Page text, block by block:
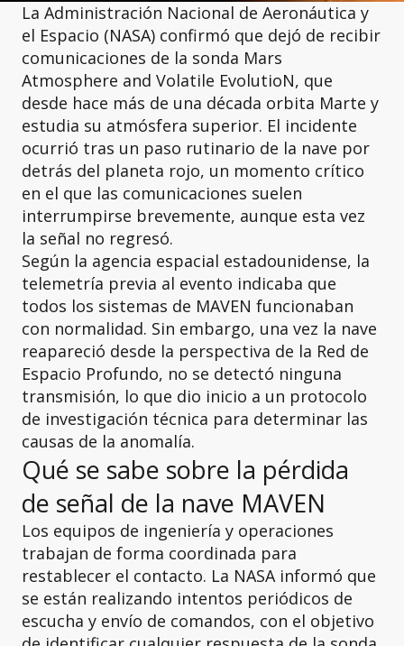
La Administración Nacional de Aeronáutica y
el Espacio (NASA) confirmó que dejó de recibir
comunicaciones de la sonda Mars
Atmosphere and Volatile EvolutioN, que
desde hace más de una década orbita Marte y
estudia su atmósfera superior. El incidente
ocurrió tras un paso rutinario de la nave por
detrás del planeta rojo, un momento crítico
en el que las comunicaciones suelen
interrumpirse brevemente, aunque esta vez
la señal no regresó.
Según la agencia espacial estadounidense, la
telemetría previa al evento indicaba que
todos los sistemas de MAVEN funcionaban
con normalidad. Sin embargo, una vez la nave
reapareció desde la perspectiva de la Red de
Espacio Profundo, no se detectó ninguna
transmisión, lo que dio inicio a un protocolo
de investigación técnica para determinar las
causas de la anomalía.
Qué se sabe sobre la pérdida
de señal de la nave MAVEN
Los equipos de ingeniería y operaciones
trabajan de forma coordinada para
restablecer el contacto. La NASA informó que
se están realizando intentos periódicos de
escucha y envío de comandos, con el objetivo